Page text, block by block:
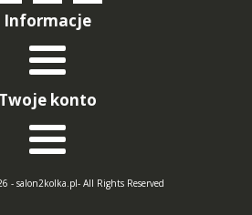
Informacje
Twoje konto
- salon2kolka.pl- All Rights Reserved